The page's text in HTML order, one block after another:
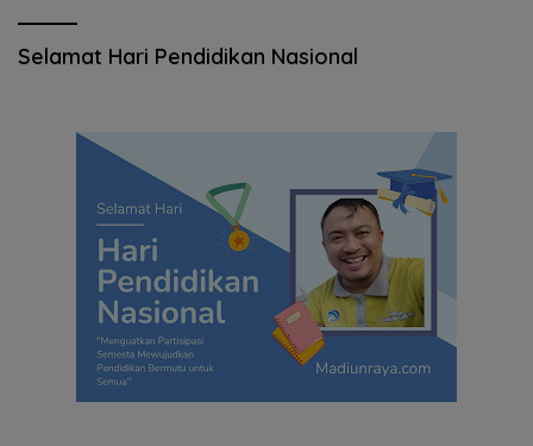
Selamat Hari Pendidikan Nasional